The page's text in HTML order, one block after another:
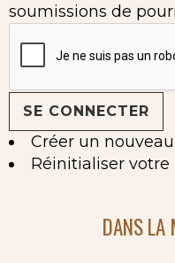
soumissions de
Créer un
Réinitialiser votre
DANS LA